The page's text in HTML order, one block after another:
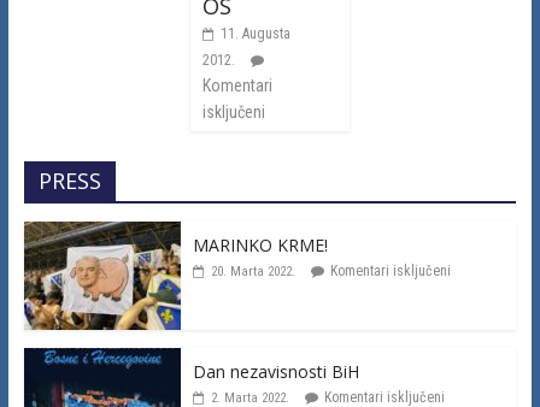
11. Augusta
2012.
Komentari
isključeni
PRESS
MARINKO KRME!
20. Marta 2022. Komentari isključeni
Dan nezavisnosti BiH
2. Marta 2022. Komentari isključeni